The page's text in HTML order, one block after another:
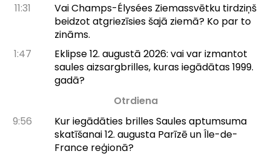
11:31
Vai Champs-Élysées Ziemassvētku tirdziņš
beidzot atgriezīsies šajā ziemā? Ko par to
zināms.
1:47
Eklipse 12. augustā 2026: vai var izmantot
saules aizsargbrilles, kuras iegādātas 1999.
gadā?
Otrdiena
9:56
Kur iegādāties brilles Saules aptumsuma
skatīšanai 12. augusta Parīzē un Île-de-
France reģionā?